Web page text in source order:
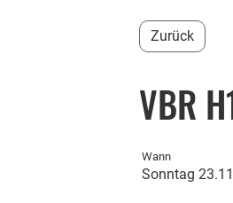
Zurück
VBR
Wann
Sonntag